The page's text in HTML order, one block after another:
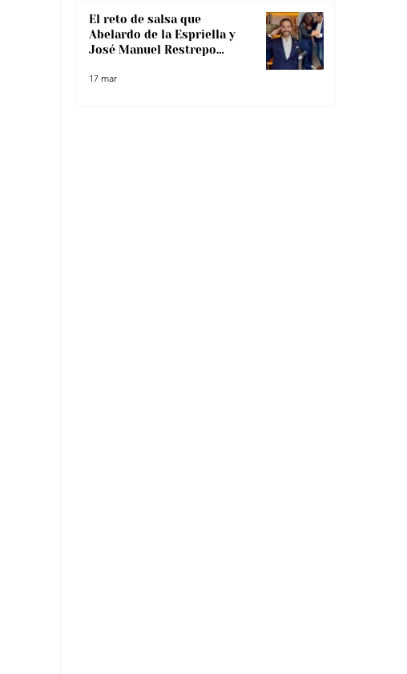
El reto de salsa que
Abelardo de la Espriella y
José Manuel Restrepo
17 mar